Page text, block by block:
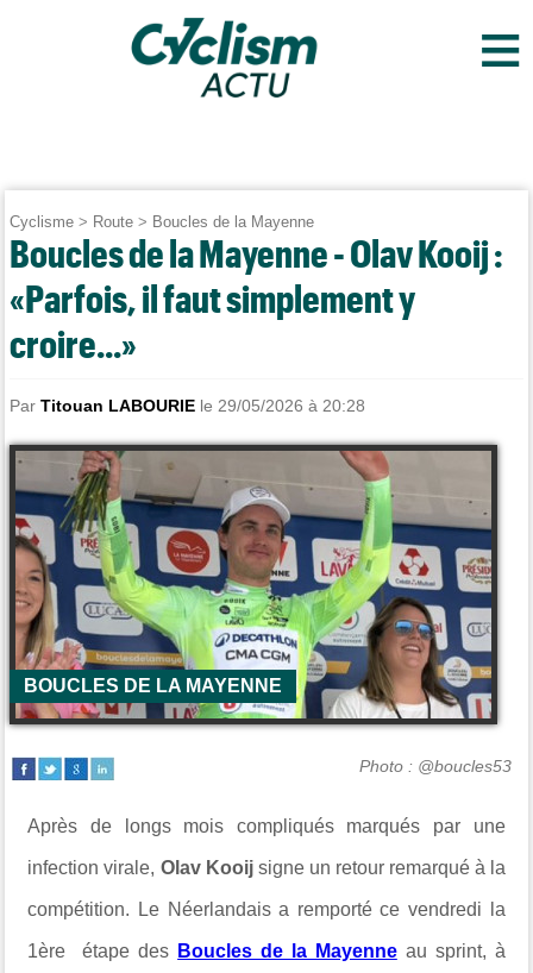
≡
Cyclisme > Route > Boucles de la Mayenne
Boucles de la Mayenne - Olav Kooij :
«Parfois, il faut simplement y
croire...»
ParTitouan LABOURIE le 29/05/2026 à 20:28
BOUCLES DE LA MAYENNE
Photo : @boucles53
Après de longs mois compliqués marqués par une
infection virale, Olav Kooij signe un retour remarqué à la
compétition. Le Néerlandais a remporté ce vendredi la
1ère étape des Boucles de la Mayenneau sprint, à